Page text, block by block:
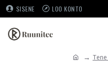
SISENE LOO KONTO